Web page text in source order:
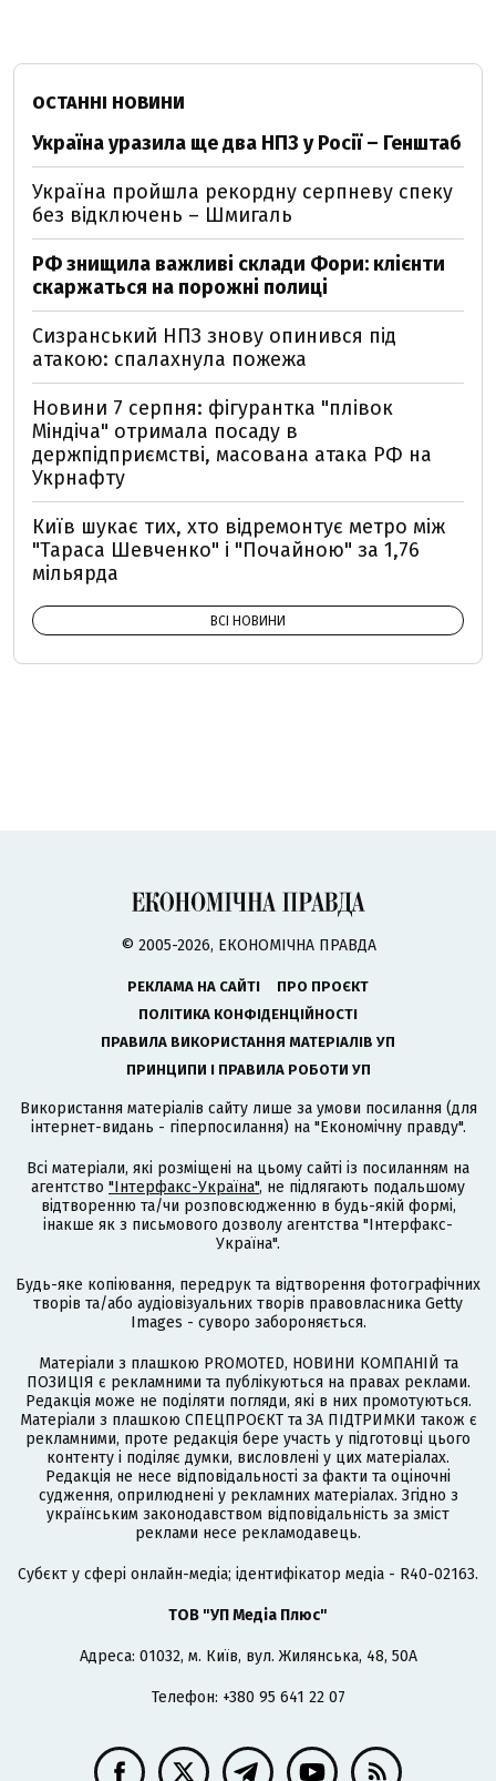
ОСТАННІ НОВИНИ
Україна уразила ще два НПЗ у Росії – Генштаб
Україна пройшла рекордну серпневу спеку
без відключень – Шмигаль
РФ знищила важливі склади Фори: клієнти
скаржаться на порожні полиці
Сизранський НПЗ знову опинився під
атакою: спалахнула пожежа
Новини 7 серпня: фігурантка "плівок
Міндіча" отримала посаду в
держпідприємстві, масована атака РФ на
Укрнафту
Київ шукає тих, хто відремонтує метро між
"Тараса Шевченко" і "Почайною" за 1,76
мільярда
ВСІ НОВИНИ
© 2005-2026, ЕКОНОМІЧНА ПРАВДА
РЕКЛАМА НА САЙТІ
ПРО ПРОЄКТ
ПОЛІТИКА КОНФІДЕНЦІЙНОСТІ
ПРАВИЛА ВИКОРИСТАННЯ МАТЕРІАЛІВ УП
ПРИНЦИПИ І ПРАВИЛА РОБОТИ УП
Використання матеріалів сайту лише за умови посилання (для
інтернет-видань - гіперпосилання) на "Економічну правду".
Всі матеріали, які розміщені на цьому сайті із посиланням на
агентство "Інтерфакс-Україна", не підлягають подальшому
відтворенню та/чи розповсюдженню в будь-якій формі,
інакше як з письмового дозволу агентства "Інтерфакс-
Україна".
Будь-яке копіювання, передрук та відтворення фотографічних
творів та/або аудіовізуальних творів правовласника Getty
Images - суворо забороняється.
Матеріали з плашкою PROMOTED, НОВИНИ КОМПАНІЙ та
ПОЗИЦІЯ є рекламними та публікуються на правах реклами.
Редакція може не поділяти погляди, які в них промотуються.
Матеріали з плашкою СПЕЦПРОЄКТ та ЗА ПІДТРИМКИ також є
рекламними, проте редакція бере участь у підготовці цього
контенту і поділяє думки, висловлені у цих матеріалах.
Редакція не несе відповідальності за факти та оціночні
судження, оприлюднені у рекламних матеріалах. Згідно з
українським законодавством відповідальність за зміст
реклами несе рекламодавець.
Cубєкт у сфері онлайн-медіа; ідентифікатор медіа - R40-02163.
ТОВ "УП Медіа Плюс"
Адреса: 01032, м. Київ, вул. Жилянська, 48, 50А
Телефон: +380 95 641 22 07